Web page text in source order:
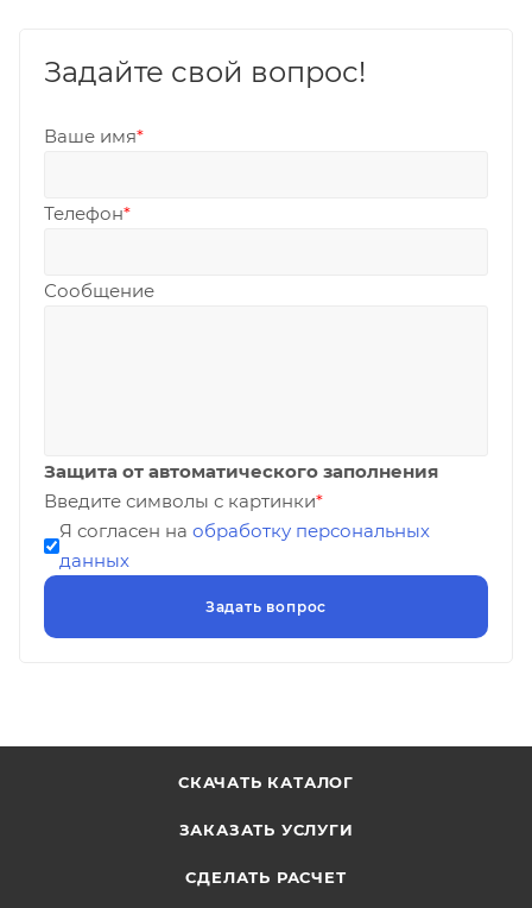
Задайте свой вопрос!
Ваше имя*
Телефон*
Сообщение
Защита от автоматического заполнения
Введите символы с картинки*
Я согласен на обработку персональных
данных
СКАЧАТЬ КАТАЛОГ
ЗАКАЗАТЬ УСЛУГИ
СДЕЛАТЬ РАСЧЕТ